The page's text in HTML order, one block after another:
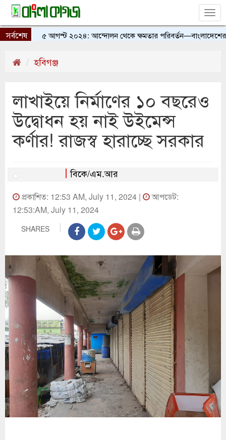
সর্বশেষ ৫ আগস্ট ২০২৪: আন্দোলন থেকে ক্ষমতার পরিবর্তন—বাংলাদেশের
হবিগঞ্জ
লাখাইয়ে নির্মাণের ১০ বছরেও
উদ্বোধন হয় নাই উইমেন্স
কর্ণার! রাজস্ব হারাচ্ছে সরকার
বিকে/এম.আর
প্রকাশিত: 12:53 AM, July 11, 2024 |
আপডেট:
12:53:AM, July 11, 2024
SHARES